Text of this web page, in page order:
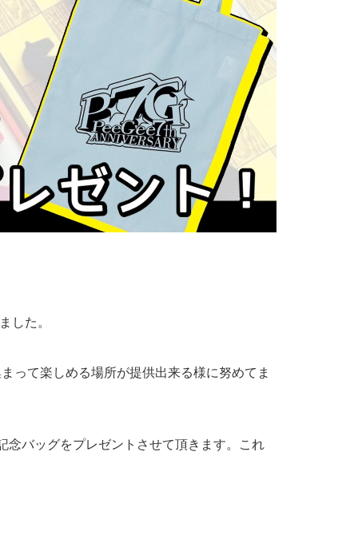
した。
って楽しめる場所が提供出来る様に努めてま
念バッグをプレゼントさせて頂きます。これ